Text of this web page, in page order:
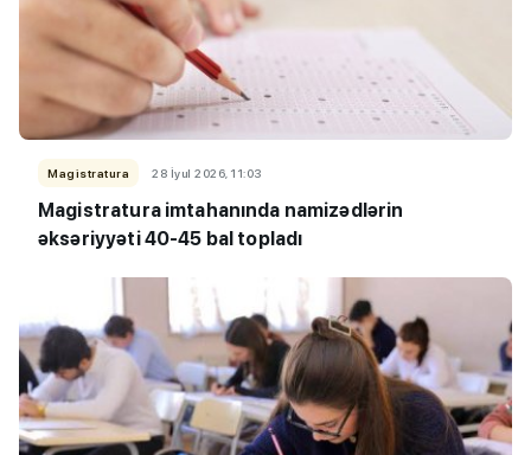
Magistratura 28 İyul 2026, 11:03
Magistratura imtahanında namizədlərin
əksəriyyəti 40-45 bal topladı